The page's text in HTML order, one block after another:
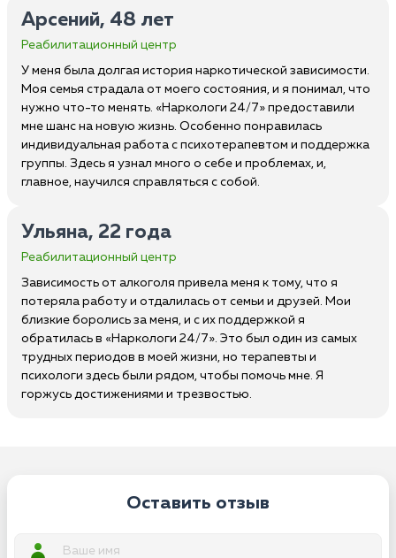
Арсений, 48 лет
Реабилитационный центр
У меня была долгая история наркотической зависимости.
Моя семья страдала от моего состояния, и я понимал, что
нужно что-то менять. «Наркологи 24/7» предоставили
мне шанс на новую жизнь. Особенно понравилась
индивидуальная работа с психотерапевтом и поддержка
группы. Здесь я узнал много о себе и проблемах, и,
главное, научился справляться с собой.
Ульяна, 22 года
Реабилитационный центр
Зависимость от алкоголя привела меня к тому, что я
потеряла работу и отдалилась от семьи и друзей. Мои
близкие боролись за меня, и с их поддержкой я
обратилась в «Наркологи 24/7». Это был один из самых
трудных периодов в моей жизни, но терапевты и
психологи здесь были рядом, чтобы помочь мне. Я
горжусь достижениями и трезвостью.
Оставить отзыв